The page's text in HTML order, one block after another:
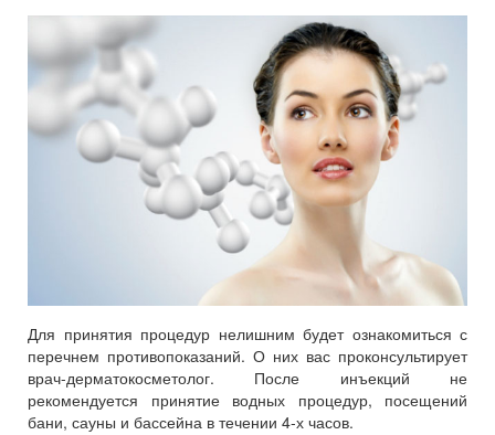
Для принятия процедур нелишним будет ознакомиться с
перечнем противопоказаний. О них вас проконсультирует
врач-дерматокосметолог. После инъекций не
рекомендуется принятие водных процедур, посещений
бани, сауны и бассейна в течении 4-х часов.